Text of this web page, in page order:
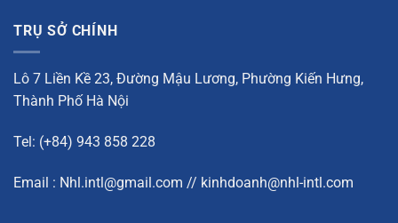
TRỤ SỞ CHÍNH
Lô 7 Liền Kề 23, Đường Mậu Lương, Phường Kiến Hưng,
Thành Phố Hà Nội
Tel: (+84) 943 858 228
Email : Nhl.intl@gmail.com // kinhdoanh@nhl-intl.com